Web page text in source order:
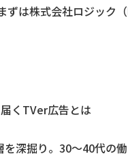
ずは株式会社ロジッ
くTVer広告とは
深掘り。30〜40代の